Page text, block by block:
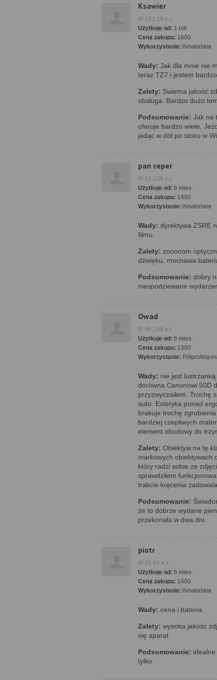
Ksawier
IP 193.19.x.x
Użytkuje od: 1 rok
Cena zakupu: 1600
Wykorzystanie: Amatorskie
Wady: Jak dla mnie nie
teraz TZ7 i jestem
Zalety: Swietna jakość
obsługa. Bardzo dużo
Podsumowanie: Jak na
oferuje bardzo wiele.
jadąc w dół po stoku w
pan ceper
IP 83.238.x.x
Użytkuje od: 6 mies.
Cena zakupu: 1400
Wykorzystanie: Amatorskie
Wady: dyrektywa ZSRE
filmu,
Zalety: zooooom
dźwięku, mocnawa
Podsumowanie: dobry
niespodziewane
Owad
IP 95.108.x.x
Użytkuje od: 6 mies.
Cena zakupu: 1300
Wykorzystanie:
Wady: nie jest
dorówna Canonowi 50D
przyzwyczaiłem. Trochę
auto. Estetyka ponad
brakuje trochę
bardziej czepliwych
element obudowy do
Zalety: Obiektyw na tę
markowych obiektywach
który radzi sobie ze
sprawdziłem
trakcie kręcenia
Podsumowanie:
że to dobrze wydane
przekonała w dwa dni.
piotr
IP 91.94.x.x
Użytkuje od: 6 mies.
Cena zakupu: 1400
Wykorzystanie: Amatorskie
Wady: cena i bateria.
Zalety: wysoka jakość
się aparat.
Podsumowanie:
tylko.